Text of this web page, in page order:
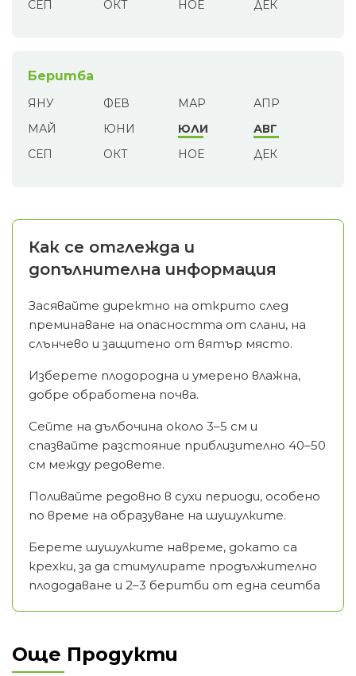
СЕП ОКТ НОЕ ДЕК
Беритба
ЯНУ ФЕВ МАР
АПР
МАЙ
ЮНИ ЮЛИ
АВГ
СЕП
ОКТ НОЕ ДЕК
Как се отглежда и
допълнителна информация
Засявайте директно на открито след
преминаване на опасността от слани, на
слънчево и защитено от вятър място.
Изберете плодородна и умерено влажна,
добре обработена почва.
Сейте на дълбочина около 3–5 см и
спазвайте разстояние приблизително 40–50
см между редовете.
Поливайте редовно в сухи периоди, особено
по време на образуване на шушулките.
Берете шушулките навреме, докато са
крехки, за да стимулирате продължително
плододаване и 2–3 беритби от една сеитба
Още Продукти